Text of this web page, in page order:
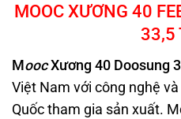
MOOC XƯƠNG 40
33,5
M ooc Xương 40 Doosung
Việt Nam với công nghệ
Quốc tham gia sản xuất.